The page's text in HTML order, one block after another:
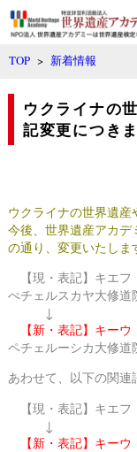
TOP > 新着情報
ウクライナの
記変更につき
ウクライナの世界遺産
今後、世界遺産アカ
の通り、変更いたしま
【現・表記】キエフ
ぺチェルスカヤ大修道
↓
【新・表記】キーウ
ペチェルーシカ大修道
あわせて、以下の関連
【現・表記】キエフ
↓
【新・表記】キーウ